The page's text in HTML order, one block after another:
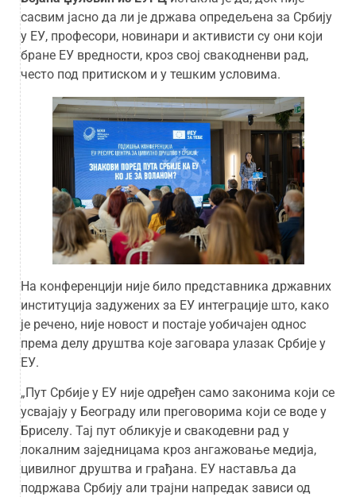
сасвим јасно да ли је држава опредељена за Србију
у ЕУ, професори, новинари и активисти су они који
бране ЕУ вредности, кроз свој свакодненви рад,
често под притиском и у тешким условима.
На конференцији није било представника државних
институција задужених за ЕУ интеграције што, како
је речено, није новост и постаје уобичајен однос
према делу друштва које заговара улазак Србије у
ЕУ.
„Пут Србије у ЕУ није одређен само законима који се
усвајају у Београду или преговорима који се воде у
Бриселу. Тај пут обликује и свакодевни рад у
локалним заједницама кроз ангажовање медија,
цивилног друштва и грађана. ЕУ наставља да
подржава Србију али трајни напредак зависи од